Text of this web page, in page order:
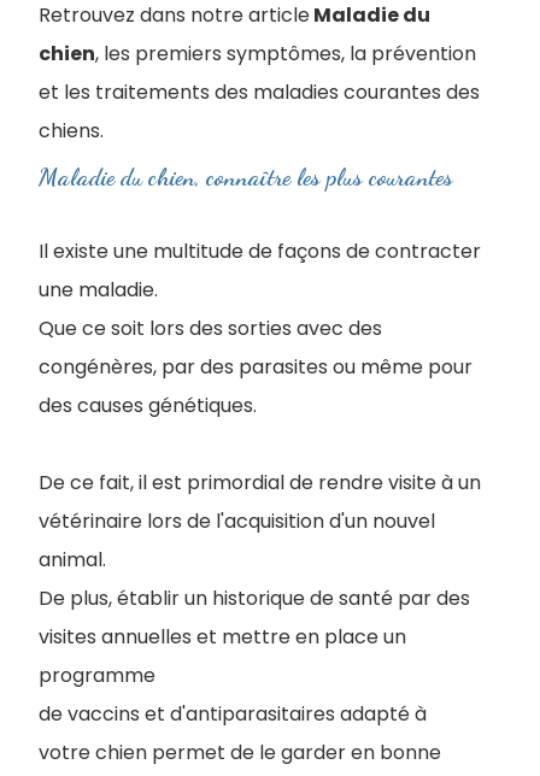
Retrouvez dans notre articleMaladie du
chien, les premiers symptômes, la prévention
et les traitements des maladies courantes des
chiens.
Maladie du chien, connaître les plus courantes
Il existe une multitude de façons de contracter
une maladie.
Que ce soit lors des sorties avec des
congénères, par des parasites ou même pour
des causes génétiques.
De ce fait, il est primordial de rendre visite à un
vétérinaire lors de l'acquisition d'un nouvel
animal.
De plus, établir un historique de santé par des
visites annuelles et mettre en place un
programme
de vaccins et d'antiparasitaires adapté à
votre chien permet de le garder en bonne